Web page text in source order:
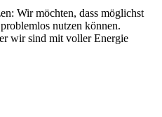
Wir möchten, dass möglichst
nutzen können.
wir sind mit voller Energie